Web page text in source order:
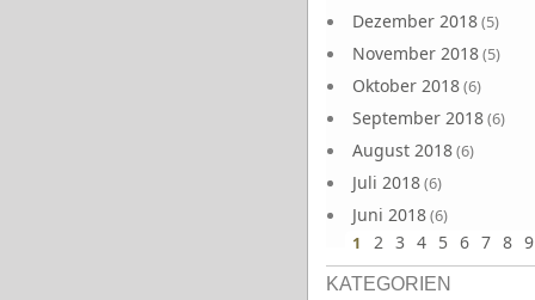
Dezember 2018(5)
November 2018(5)
Oktober 2018(6)
September 2018(6)
August 2018(6)
Juli 2018(6)
Juni 2018(6)
1 2 3 4 5 6 7 8 9
KATEGORIEN